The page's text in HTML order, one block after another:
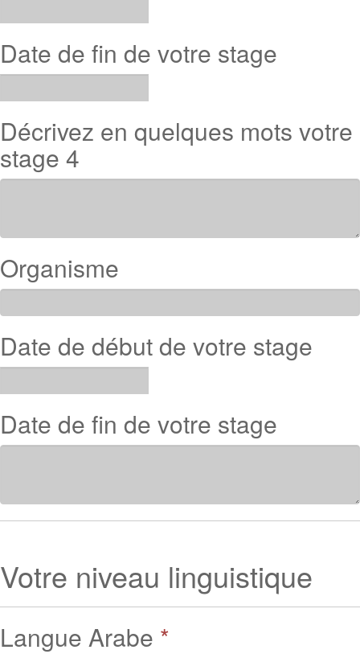
Date de fin de votre stage
Décrivez en quelques mots votre
stage 4
Organisme
Date de début de votre stage
Date de fin de votre stage
Votre niveau linguistique
Langue Arabe *